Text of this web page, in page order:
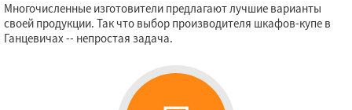
Многочисленные изготовители предлагают лучшие варианты
своей продукции. Так что выбор производителя шкафов-купе в
Ганцевичах -- непростая задача.